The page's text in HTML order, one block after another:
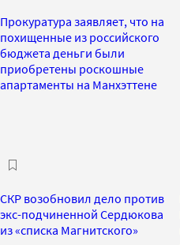
Прокуратура заявляет, что на
похищенные из российского
бюджета деньги были
приобретены роскошные
апартаменты на Манхэттене
СКР возобновил дело против
экс-подчиненной Сердюкова
из «списка Магнитского»